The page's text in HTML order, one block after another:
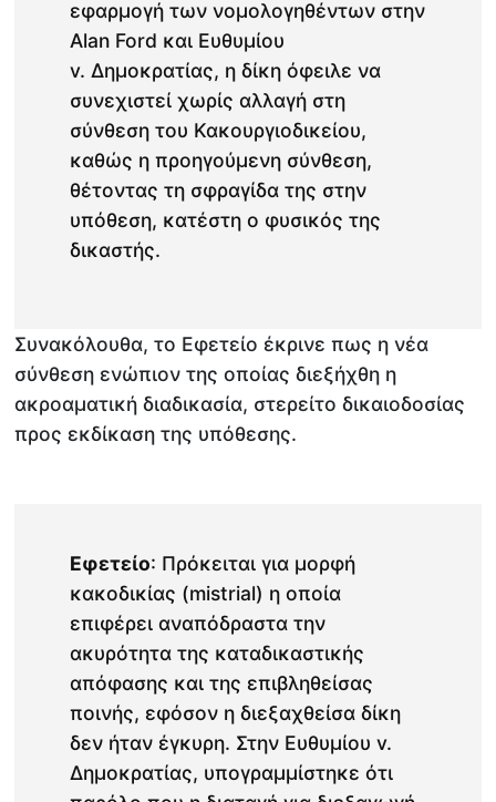
εφαρμογή των νομολογηθέντων στην
Alan Ford και Ευθυμίου
v. Δημοκρατίας, η δίκη όφειλε να
συνεχιστεί χωρίς αλλαγή στη
σύνθεση του Κακουργιοδικείου,
καθώς η προηγούμενη σύνθεση,
θέτοντας τη σφραγίδα της στην
υπόθεση, κατέστη ο φυσικός της
δικαστής.
Συνακόλουθα, το Εφετείο έκρινε πως η νέα
σύνθεση ενώπιον της οποίας διεξήχθη η
ακροαματική διαδικασία, στερείτο δικαιοδοσίας
προς εκδίκαση της υπόθεσης.
Εφετείο: Πρόκειται για μορφή
κακοδικίας (mistrial) η οποία
επιφέρει αναπόδραστα την
ακυρότητα της καταδικαστικής
απόφασης και της επιβληθείσας
ποινής, εφόσον η διεξαχθείσα δίκη
δεν ήταν έγκυρη. Στην Ευθυμίου v.
Δημοκρατίας, υπογραμμίστηκε ότι